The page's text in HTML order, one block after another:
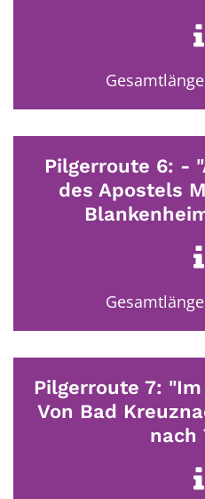
Pilgerroute 6: -
des Apostels
Pilgerroute 7:
Von Bad
nach